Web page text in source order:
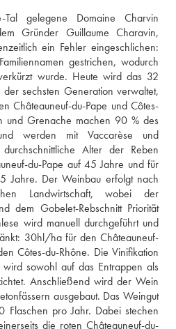
gelegene Domaine Charvin
Gründer Guillaume Charavin,
ein Fehler eingeschlichen:
gestrichen, wodurch
wurde. Heute wird das 32
sechsten Generation verwaltet,
Châteauneuf-du-Pape und Côtes-
und Grenache machen 90 % des
werden mit Vaccarèse und
Alter der Reben
du-Pape auf 45 Jahre und für
Jahre. Der Weinbau erfolgt nach
Landwirtschaft, wobei der
dem Gobelet-Rebschnitt Priorität
wird manuell durchgeführt und
30hl/ha für den Châteauneuf-
Côtes-du-Rhône. Die Vinifikation
sowohl auf das Entrappen als
Anschließend wird der Wein
ausgebaut. Das Weingut
Flaschen pro Jahr. Dabei stechen
die roten Châteauneuf-du-